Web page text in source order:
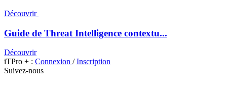
Découvrir
Guide de Threat Intelligence contextu...
Découvrir
iTPro + : Connexion /Inscription
Suivez-nous